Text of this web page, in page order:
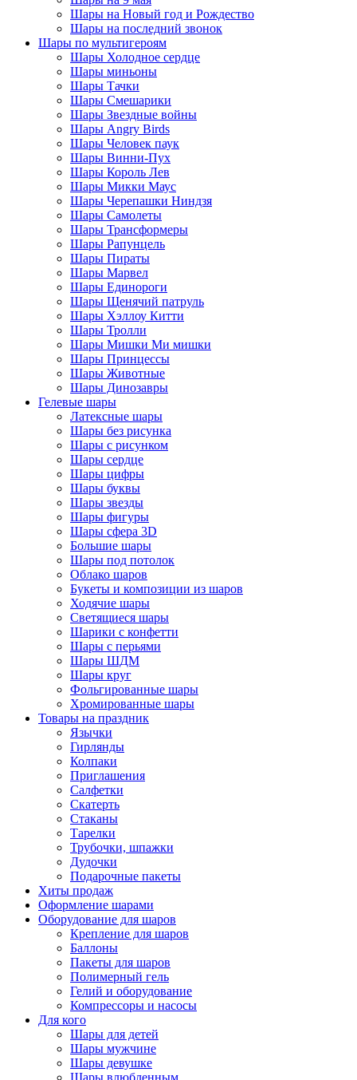
Шары на Новый год и Рождество
Шары на последний звонок
Шары по мультигероям
Шары Холодное сердце
Шары миньоны
Шары Тачки
Шары Смешарики
Шары Звездные войны
Шары Angry Birds
Шары Человек паук
Шары Винни-Пух
Шары Король Лев
Шары Микки Маус
Шары Черепашки Ниндзя
Шары Самолеты
Шары Трансформеры
Шары Рапунцель
Шары Пираты
Шары Марвел
Шары Единороги
Шары Щенячий патруль
Шары Хэллоу Китти
Шары Тролли
Шары Мишки Ми мишки
Шары Принцессы
Шары Животные
Шары Динозавры
Гелевые шары
Латексные шары
Шары без рисунка
Шары с рисунком
Шары сердце
Шары цифры
Шары буквы
Шары звезды
Шары фигуры
Шары сфера 3D
Большие шары
Шары под потолок
Облако шаров
Букеты и композиции из шаров
Ходячие шары
Светящиеся шары
Шарики с конфетти
Шары с перьями
Шары ШДМ
Шары круг
Фольгированные шары
Хромированные шары
Товары на праздник
Язычки
Гирлянды
Колпаки
Приглашения
Салфетки
Скатерть
Стаканы
Тарелки
Трубочки, шпажки
Дудочки
Подарочные пакеты
Хиты продаж
Оформление шарами
Оборудование для шаров
Крепление для шаров
Баллоны
Пакеты для шаров
Полимерный гель
Гелий и оборудование
Компрессоры и насосы
Для кого
Шары для детей
Шары мужчине
Шары девушке
Шары влюбленным